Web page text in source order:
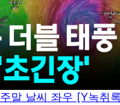
말 날씨 좌우 [Y녹취